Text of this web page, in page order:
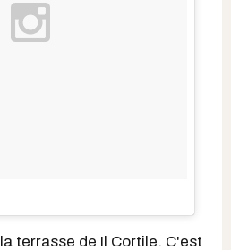
la terrasse de Il Cortile. C'est